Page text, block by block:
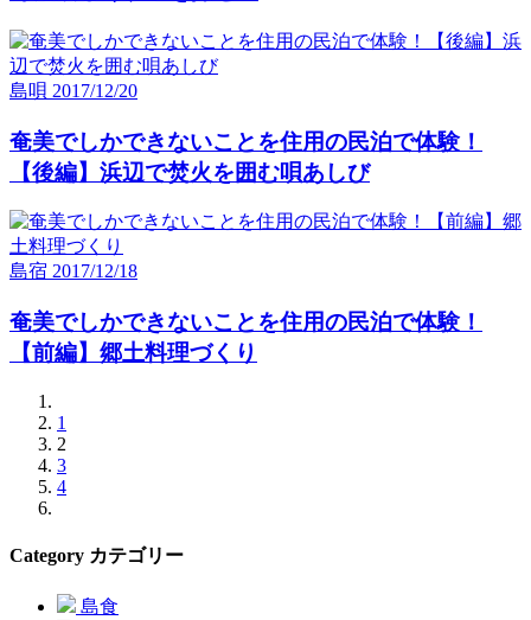
島唄 2017/12/20
奄美でしかできないことを住用の民泊で体験！
【後編】浜辺で焚火を囲む唄あしび
島宿 2017/12/18
奄美でしかできないことを住用の民泊で体験！
【前編】郷土料理づくり
1
2
3
4
Category カテゴリー
島食